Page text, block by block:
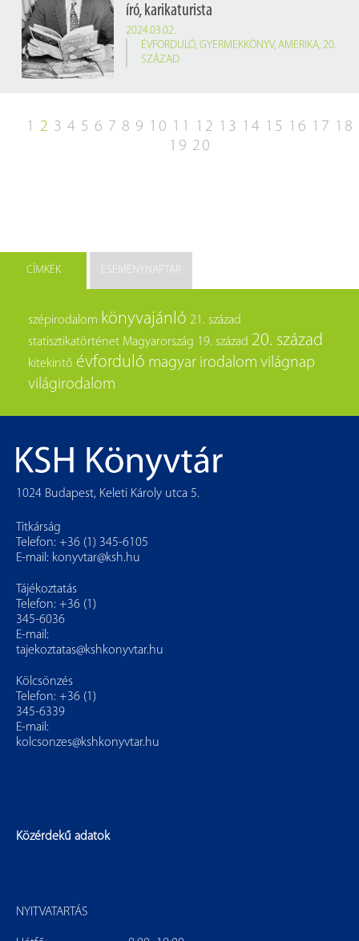
író, karikaturista
2024.03.02.
ÉVFORDULÓ, GYERMEKKÖNYV, AMERIKA, 20.
SZÁZAD
1 2 3 4 5 6 7 8 9 10 11 12 13 14 15 16 17 18
19 20
CÍMKÉK ESEMÉNYNAPTÁR
szépirodalom könyvajánló 21. század
statisztikatörténet Magyarország 19. század 20. század
kitekintő évforduló magyar irodalom világnap
világirodalom
1024 Budapest, Keleti Károly utca 5.
Titkárság
Telefon: +36 (1) 345-6105
E-mail: konyvtar@ksh.hu
Tájékoztatás
Telefon: +36 (1)
345-6036
E-mail:
tajekoztatas@kshkonyvtar.hu
Kölcsönzés
Telefon: +36 (1)
345-6339
E-mail:
kolcsonzes@kshkonyvtar.hu
Közérdekű adatok
NYITVATARTÁS